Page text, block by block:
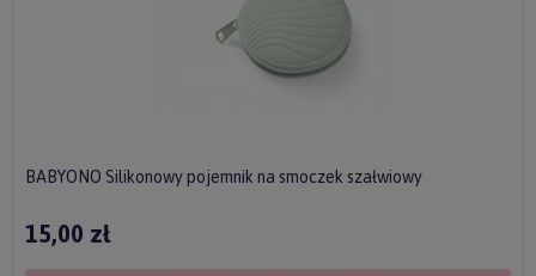
BABYONO Silikonowy pojemnik na smoczek szałwiowy
15,00 zł